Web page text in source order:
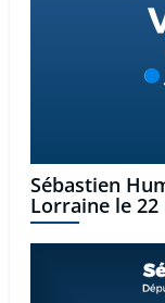
Sébastien
Lorraine le 22